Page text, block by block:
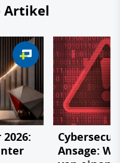
Artikel
Ansage: